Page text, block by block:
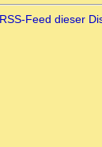
RSS-Feed dieser